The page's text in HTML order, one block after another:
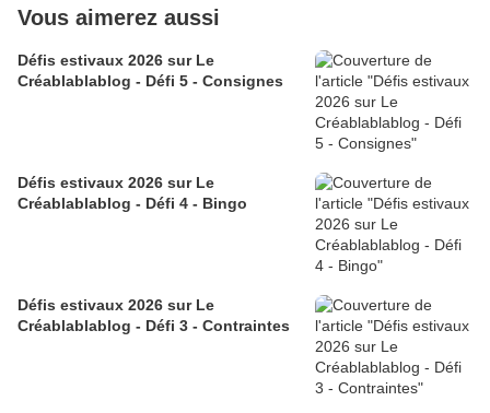
Vous aimerez aussi
Défis estivaux 2026 sur Le
Créablablablog - Défi 5 - Consignes
Défis estivaux 2026 sur Le
Créablablablog - Défi 4 - Bingo
Défis estivaux 2026 sur Le
Créablablablog - Défi 3 - Contraintes